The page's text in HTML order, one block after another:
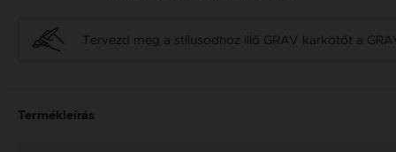
Tervezd meg a stílusodhoz illő GRAV karkötőt a
Termékleírás